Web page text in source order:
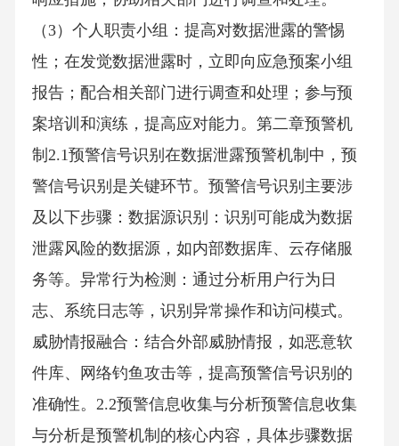
（3）个人职责小组：提高对数据泄露的警惕
性；在发觉数据泄露时，立即向应急预案小组
报告；配合相关部门进行调查和处理；参与预
案培训和演练，提高应对能力。第二章预警机
制2.1预警信号识别在数据泄露预警机制中，预
警信号识别是关键环节。预警信号识别主要涉
及以下步骤：数据源识别：识别可能成为数据
泄露风险的数据源，如内部数据库、云存储服
务等。异常行为检测：通过分析用户行为日
志、系统日志等，识别异常操作和访问模式。
威胁情报融合：结合外部威胁情报，如恶意软
件库、网络钓鱼攻击等，提高预警信号识别的
准确性。2.2预警信息收集与分析预警信息收集
与分析是预警机制的核心内容，具体步骤数据